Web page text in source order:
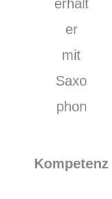
Kompetenz